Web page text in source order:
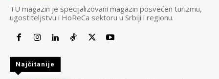
TU magazin je specijalizovani magazin posvećen turizmu,
ugostiteljstvu i HoReCa sektoru u Srbiji i regionu.
Najčitanije